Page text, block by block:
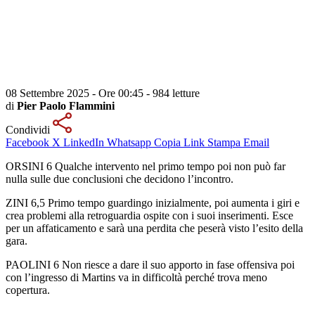
08 Settembre 2025 - Ore 00:45 - 984 letture
di Pier Paolo Flammini
Condividi
Facebook X LinkedIn Whatsapp Copia Link Stampa Email
ORSINI 6 Qualche intervento nel primo tempo poi non può far
nulla sulle due conclusioni che decidono l’incontro.
ZINI 6,5 Primo tempo guardingo inizialmente, poi aumenta i giri e
crea problemi alla retroguardia ospite con i suoi inserimenti. Esce
per un affaticamento e sarà una perdita che peserà visto l’esito della
gara.
PAOLINI 6 Non riesce a dare il suo apporto in fase offensiva poi
con l’ingresso di Martins va in difficoltà perché trova meno
copertura.